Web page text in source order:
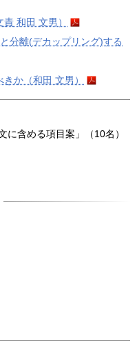
和田 文男）
分離(デカップリング)する
か（和田 文男）
含める項目案」（10名）